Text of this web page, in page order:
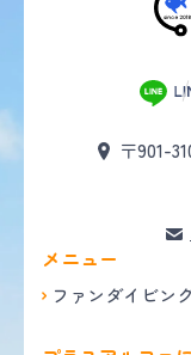
〒901-
メニュー
ファンダイビン